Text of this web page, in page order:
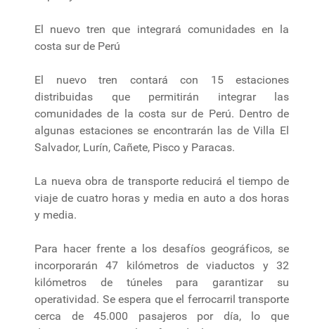
El nuevo tren que integrará comunidades en la
costa sur de Perú
El nuevo tren contará con 15 estaciones
distribuidas que permitirán integrar las
comunidades de la costa sur de Perú. Dentro de
algunas estaciones se encontrarán las de Villa El
Salvador, Lurín, Cañete, Pisco y Paracas.
La nueva obra de transporte reducirá el tiempo de
viaje de cuatro horas y media en auto a dos horas
y media.
Para hacer frente a los desafíos geográficos, se
incorporarán 47 kilómetros de viaductos y 32
kilómetros de túneles para garantizar su
operatividad. Se espera que el ferrocarril transporte
cerca de 45.000 pasajeros por día, lo que